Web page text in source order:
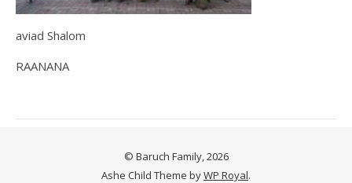
aviad Shalom
RAANANA
© Baruch Family, 2026
Ashe Child Theme byWP Royal.